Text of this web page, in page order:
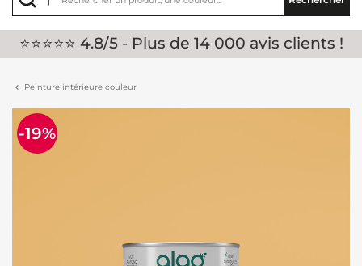
⭐⭐⭐⭐⭐ 4.8/5 - Plus de 14 000 avis clients !
Peinture intérieure couleur
-19%